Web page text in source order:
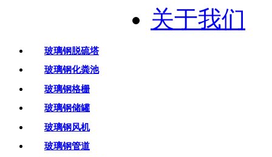
关于我们
玻璃钢脱硫塔
玻璃钢化粪池
玻璃钢格栅
玻璃钢储罐
玻璃钢风机
玻璃钢管道